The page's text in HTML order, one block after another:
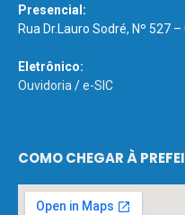
Presencial:
Rua Dr.Lauro Sodré, Nº 527
Eletrônico:
Ouvidoria/e-SIC
COMO CHEGAR À